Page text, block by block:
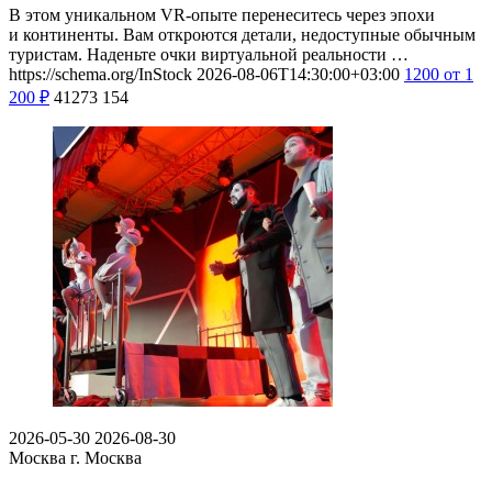
В этом уникальном VR-опыте перенеситесь через эпохи
и континенты. Вам откроются детали, недоступные обычным
туристам. Наденьте очки виртуальной реальности …
https://schema.org/InStock 2026-08-06T14:30:00+03:00 1200 от 1
200 ₽ 41273 154
2026-05-30 2026-08-30
Москва г. Москва